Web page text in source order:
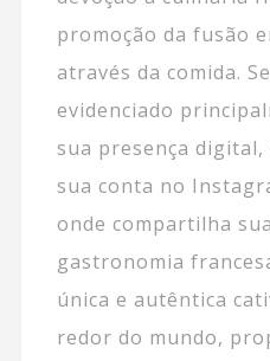
promoção da fusão
através da comida.
evidenciado
sua presença digital,
sua conta no
onde compartilha
gastronomia
única e autêntica
redor do mundo,